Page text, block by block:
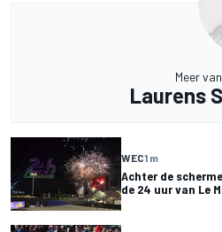
Meer van
Laurens
WEC1 m
Achter de
de 24 uur van Le